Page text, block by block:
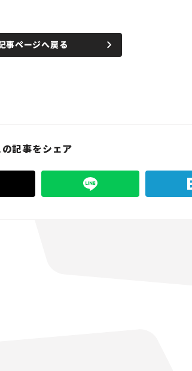
事ページへ戻る
の記事をシェア